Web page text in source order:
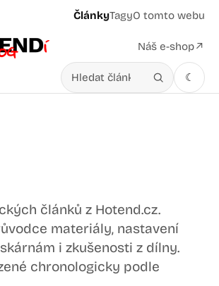
ČlánkyTagyO tomto webu
Náš e-shop↗
Hledat v článcích ☾
článků z Hotend.cz.
materiály, nastavení
i zkušenosti z dílny.
chronologicky podle